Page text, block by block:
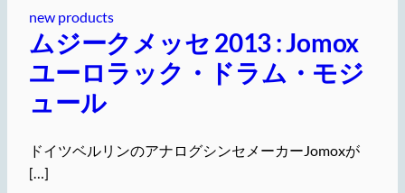
new products
ムジークメッセ 2013 : Jomox
ユーロラック・ドラム・モジ
ュール
ドイツベルリンのアナログシンセメーカーJomoxが
[…]